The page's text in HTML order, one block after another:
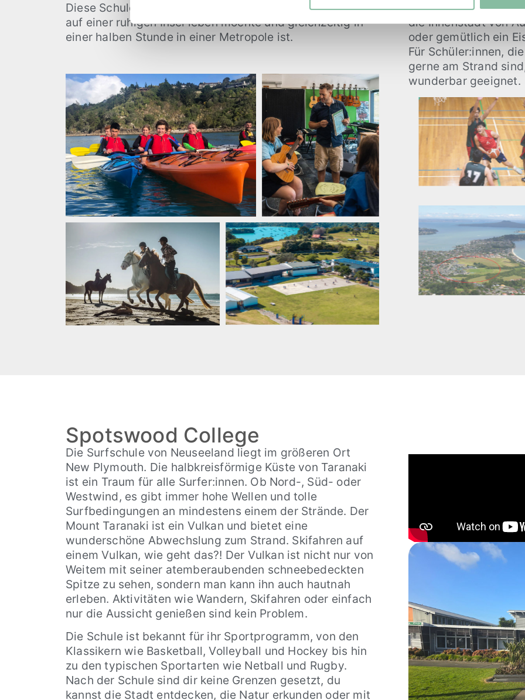
Diese Schule ist einzigartig und für jeden geeignet, der
auf einer ruhigen Insel leben möchte und gleichzeitig in
einer halben Stunde in einer Metropole ist.
Nach der Schule ist
die Innenstadt von
oder gemütlich ein
Für Schüler:innen,
gerne am Strand
wunderbar geeignet.
Spotswood College
Die Surfschule von Neuseeland liegt im größeren Ort
New Plymouth. Die halbkreisförmige Küste von Taranaki
ist ein Traum für alle Surfer:innen. Ob Nord-, Süd- oder
Westwind, es gibt immer hohe Wellen und tolle
Surfbedingungen an mindestens einem der Strände. Der
Mount Taranaki ist ein Vulkan und bietet eine
wunderschöne Abwechslung zum Strand. Skifahren auf
einem Vulkan, wie geht das?! Der Vulkan ist nicht nur von
Weitem mit seiner atemberaubenden schneebedeckten
Spitze zu sehen, sondern man kann ihn auch hautnah
erleben. Aktivitäten wie Wandern, Skifahren oder einfach
nur die Aussicht genießen sind kein Problem.
Die Schule ist bekannt für ihr Sportprogramm, von den
Klassikern wie Basketball, Volleyball und Hockey bis hin
zu den typischen Sportarten wie Netball und Rugby.
Nach der Schule sind dir keine Grenzen gesetzt, du
kannst die Stadt entdecken, die Natur erkunden oder mit